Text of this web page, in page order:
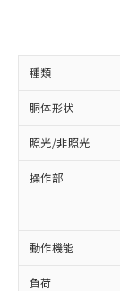
種類
胴体形状
照光/非照光
操作部
動作機能
負荷